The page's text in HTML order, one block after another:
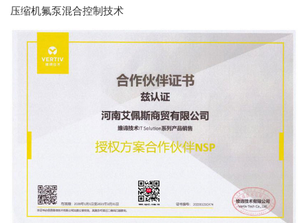
压缩机氟泵混合控制技术